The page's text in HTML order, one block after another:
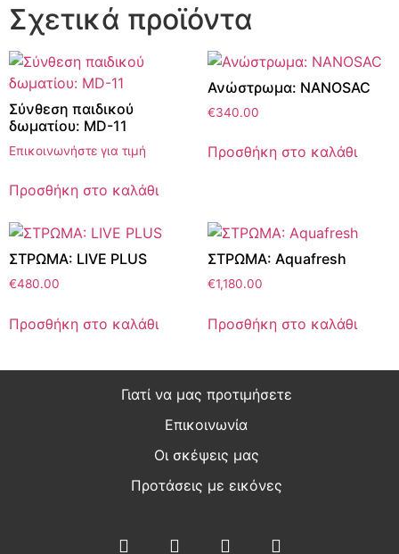
Σχετικά προϊόντα
Σύνθεση παιδικού
δωματίου: MD-11
Επικοινωνήστε για τιμή
Προσθήκη στο καλάθι
Ανώστρωμα: NANOSAC
€340.00
Προσθήκη στο καλάθι
ΣΤΡΩΜΑ: LIVE PLUS
€480.00
Προσθήκη στο καλάθι
ΣΤΡΩΜΑ: Aquafresh
€1,180.00
Προσθήκη στο καλάθι
Γιατί να μας προτιμήσετε
Επικοινωνία
Οι σκέψεις μας
Προτάσεις με εικόνες